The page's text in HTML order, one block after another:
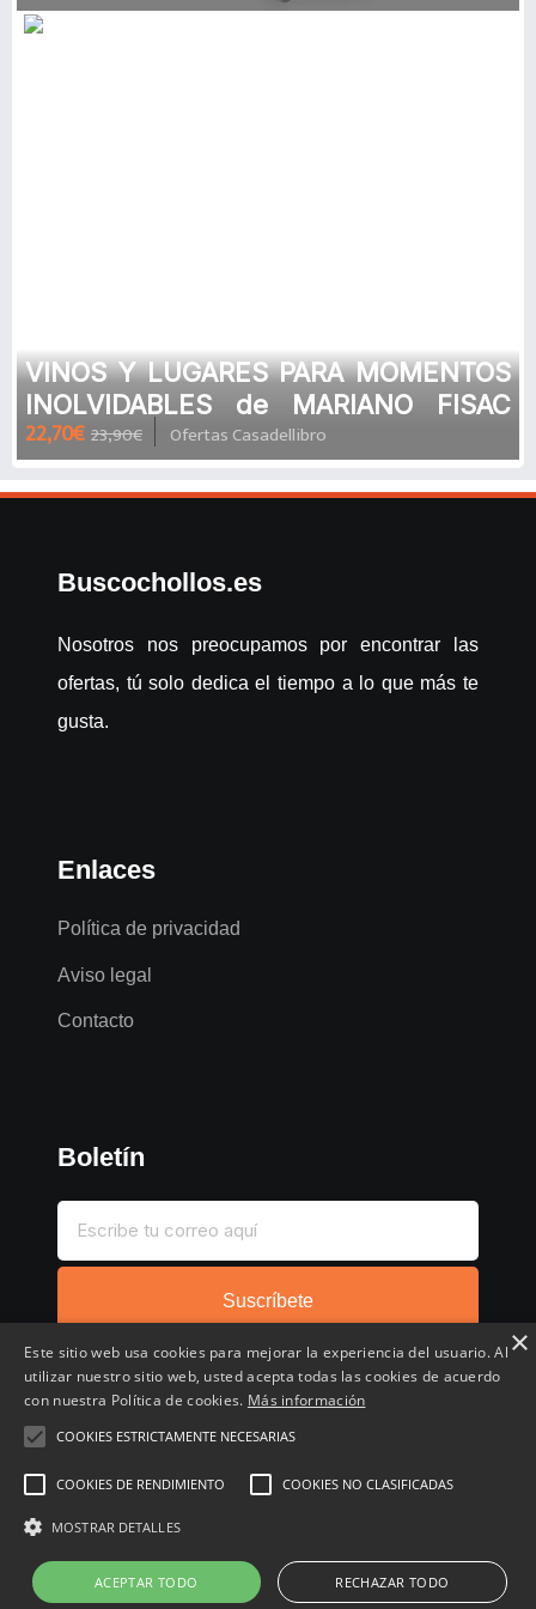
VINOS Y LUGARES PARA MOMENTOS
INOLVIDABLES de MARIANO FISAC
MUIÑOS
22,70€ 23,90€ Ofertas Casadellibro
Buscochollos.es
Nosotros nos preocupamos por encontrar las
ofertas, tú solo dedica el tiempo a lo que más te
gusta.
Enlaces
Política de privacidad
Aviso legal
Contacto
Boletín
Suscríbete
Comentados
Favoritos
×
Este sitio web usa cookies para mejorar la experiencia del usuario. Al
utilizar nuestro sitio web, usted acepta todas las cookies de acuerdo
con nuestra Política de cookies. Más información
COOKIES ESTRICTAMENTE NECESARIAS
COOKIES DE RENDIMIENTO COOKIES NO CLASIFICADAS
MOSTRAR DETALLES
ACEPTAR TODO RECHAZAR TODO